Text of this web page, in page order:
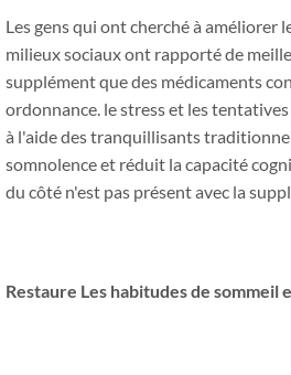
Les gens qui ont cherché à améliorer
milieux sociaux ont rapporté de
supplément que des médicaments
ordonnance. le stress et les
à l'aide des tranquillisants
somnolence et réduit la capacité
du côté n'est pas présent avec la
Restaure Les habitudes de sommeil